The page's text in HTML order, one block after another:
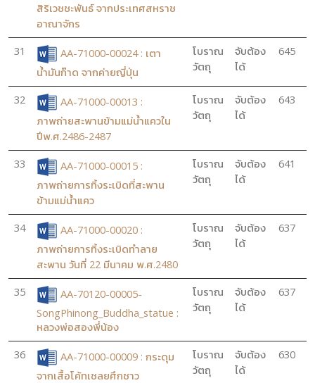
สิริเวชชะพันธ์ จากประเทศสหราช
อาณาจักร
31
AA-71000-00024 : เตา
น้ำมันก๊าด จากค่ายญี่ปุ่น
โบราณ
วัตถุ
จับต้อง
ได้
645
32
AA-71000-00013 :
ภาพถ่ายสะพานข้ามแม่น้ำแควใน
ปีพ.ศ.2486-2487
โบราณ
วัตถุ
จับต้อง
ได้
643
33
AA-71000-00015 :
ภาพถ่ายการทิ้งระเบิดที่สะพาน
ข้ามแม่น้ำแคว
โบราณ
วัตถุ
จับต้อง
ได้
641
34
AA-71000-00020 :
ภาพถ่ายการทิ้งระเบิดทำลาย
สะพาน วันที่ 22 มีนาคม พ.ศ.2480
โบราณ
วัตถุ
จับต้อง
ได้
637
35
AA-70120-00005-
SongPhinong_Buddha_statue :
หลวงพ่อสองพี่น้อง
โบราณ
วัตถุ
จับต้อง
ได้
637
36
AA-71000-00009 : กระดุม
จากเสื้อโค้ทเชลยศึกชาว
โบราณ
วัตถุ
จับต้อง
ได้
630